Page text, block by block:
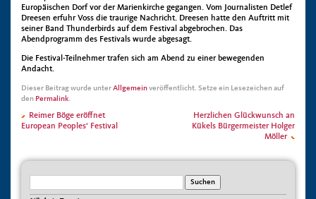
Europäischen Dorf vor der Marienkirche gegangen. Vom Journalisten Detlef
Dreesen erfuhr Voss die traurige Nachricht. Dreesen hatte den Auftritt mit
seiner Band Thunderbirds auf dem Festival abgebrochen. Das
Abendprogramm des Festivals wurde abgesagt.
Die Festival-Teilnehmer trafen sich am Abend zu einer bewegenden
Andacht.
Dieser Beitrag wurde unterAllgemeinveröffentlicht. Setze ein Lesezeichen auf
den Permalink.
Reimer Böge eröffnet
European Peoples‘ Festival
Herzlichen Glückwunsch an
Kükels Bürgermeister Holger
Möller